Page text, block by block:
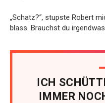
„Schatz?“, stupste Robert
blass. Brauchst du
ICH
IMMER